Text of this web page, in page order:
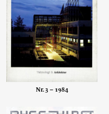
Nr. 3 – 1984